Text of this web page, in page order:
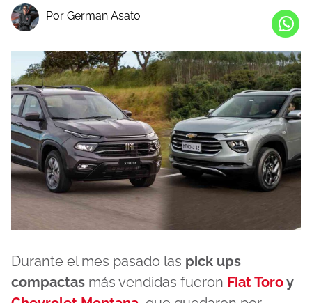
Por German Asato
Durante el mes pasado las pick ups
compactas más vendidas fueron Fiat Toroy